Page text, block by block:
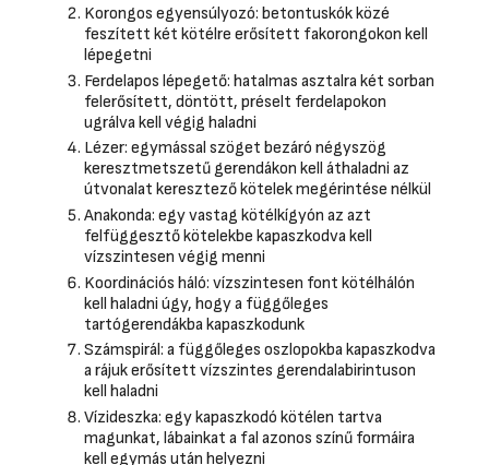
Korongos egyensúlyozó: betontuskók közé
feszített két kötélre erősített fakorongokon kell
lépegetni
Ferdelapos lépegető: hatalmas asztalra két sorban
felerősített, döntött, préselt ferdelapokon
ugrálva kell végig haladni
Lézer: egymással szöget bezáró négyszög
keresztmetszetű gerendákon kell áthaladni az
útvonalat keresztező kötelek megérintése nélkül
Anakonda: egy vastag kötélkígyón az azt
felfüggesztő kötelekbe kapaszkodva kell
vízszintesen végig menni
Koordinációs háló: vízszintesen font kötélhálón
kell haladni úgy, hogy a függőleges
tartógerendákba kapaszkodunk
Számspirál: a függőleges oszlopokba kapaszkodva
a rájuk erősített vízszintes gerendalabirintuson
kell haladni
Vízideszka: egy kapaszkodó kötélen tartva
magunkat, lábainkat a fal azonos színű formáira
kell egymás után helyezni